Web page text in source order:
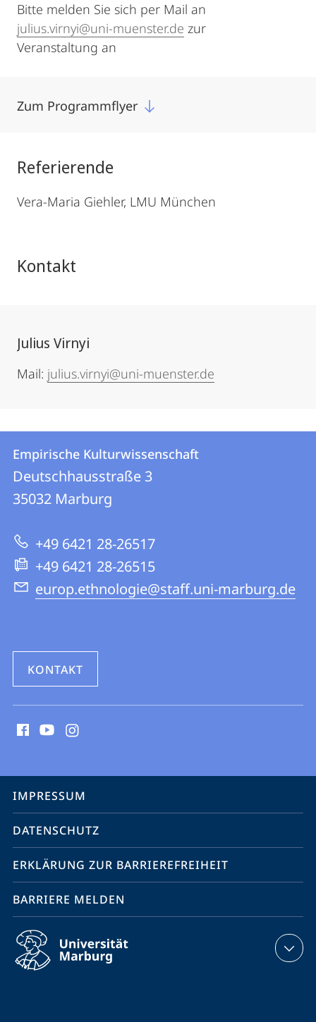
Bitte melden Sie sich per Mail an
julius.virnyi@uni-muenster.de zur
Veranstaltung an
Zum Programmflyer
Referierende
Vera-Maria Giehler, LMU München
Kontakt
Julius Virnyi
Mail: julius.virnyi@uni-muenster.de
Kontakt
und
Informationen
zur
Website
Kontaktinformationen
Empirische
Kulturwissenschaft
Empirische Kulturwissenschaft
Deutschhausstraße 3
35032 Marburg
+49 6421 28-26517
+49 6421 28-26515
europ.ethnologie@staff.uni-marburg.de
KONTAKT
Media
Service-
Navigation
IMPRESSUM
DATENSCHUTZ
ERKLÄRUNG ZUR BARRIEREFREIHEIT
BARRIERE MELDEN